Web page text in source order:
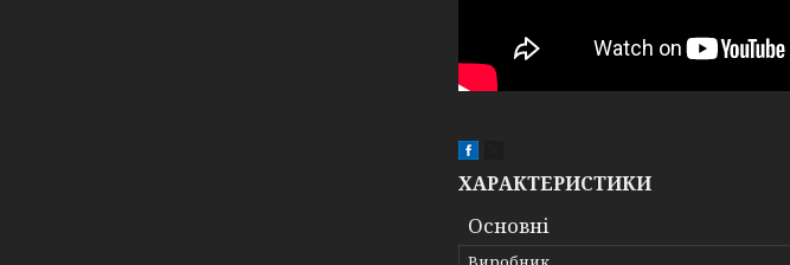
ХАРАКТЕРИСТИКИ
Основні